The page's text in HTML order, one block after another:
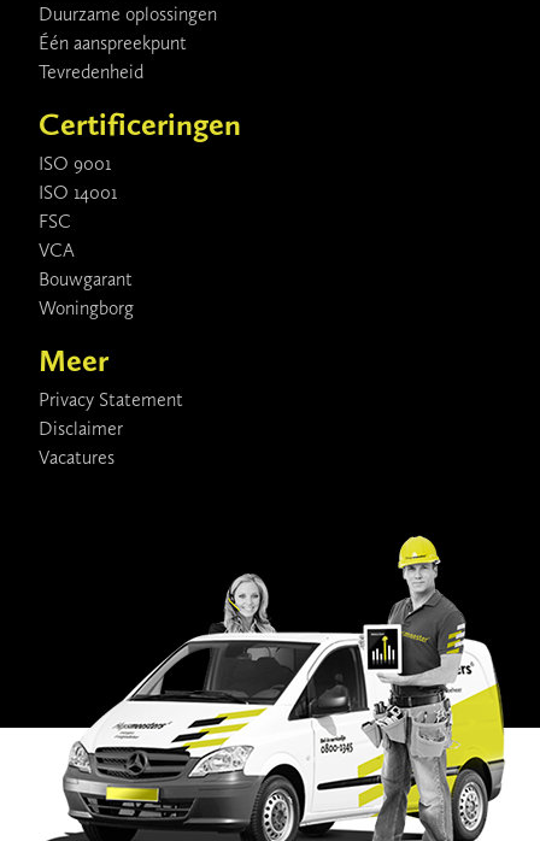
Duurzame oplossingen
Één aanspreekpunt
Tevredenheid
Certificeringen
ISO 9001
ISO 14001
FSC
VCA
Bouwgarant
Woningborg
Meer
Privacy Statement
Disclaimer
Vacatures